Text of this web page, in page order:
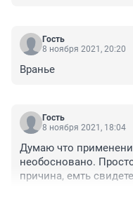
Гость
8 ноября 2021, 20:20
Вранье
Гость
8 ноября 2021, 18:04
Думаю что
необосновано.
причина, емть